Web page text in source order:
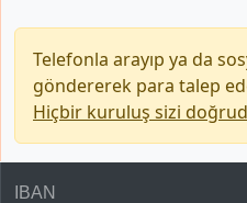
Telefonla arayıp ya da
göndererek para talep
Hiçbir kuruluş sizi
IBAN